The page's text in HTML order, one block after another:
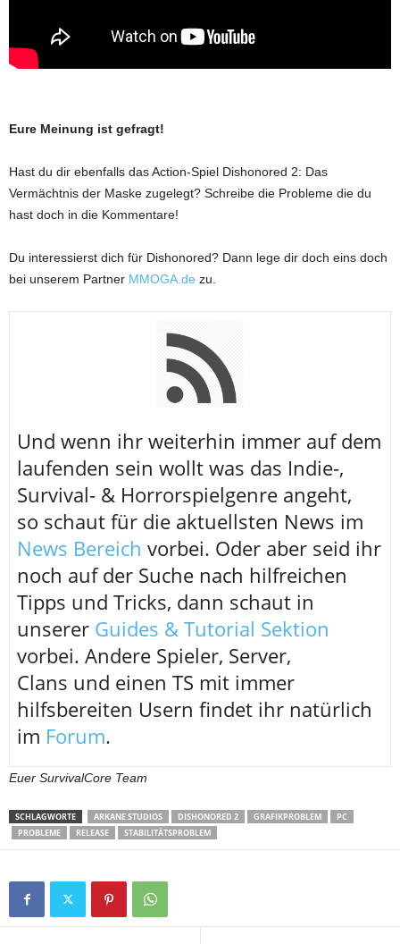
Eure Meinung ist gefragt!
Hast du dir ebenfalls das Action-Spiel Dishonored 2: Das
Vermächtnis der Maske zugelegt? Schreibe die Probleme die du
hast doch in die Kommentare!
Du interessierst dich für Dishonored? Dann lege dir doch eins doch
bei unserem Partner MMOGA.de zu.
Und wenn ihr weiterhin immer auf dem
laufenden sein wollt was das Indie-,
Survival- & Horrorspielgenre angeht,
so schaut für die aktuellsten News im
News Bereich vorbei. Oder aber seid ihr
noch auf der Suche nach hilfreichen
Tipps und Tricks, dann schaut in
unserer Guides & Tutorial Sektion
vorbei. Andere Spieler, Server,
Clans und einen TS mit immer
hilfsbereiten Usern findet ihr natürlich
im Forum.
Euer SurvivalCore Team
SCHLAGWORTE ARKANE STUDIOS DISHONORED 2 GRAFIKPROBLEM
PC
PROBLEME
RELEASE STABILITÄTSPROBLEM